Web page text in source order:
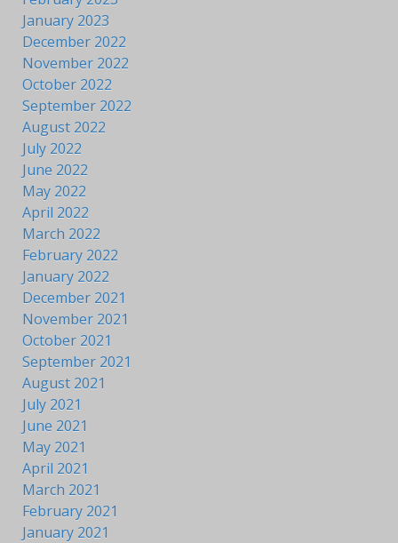
January 2023
December 2022
November 2022
October 2022
September 2022
August 2022
July 2022
June 2022
May 2022
April 2022
March 2022
February 2022
January 2022
December 2021
November 2021
October 2021
September 2021
August 2021
July 2021
June 2021
May 2021
April 2021
March 2021
February 2021
January 2021